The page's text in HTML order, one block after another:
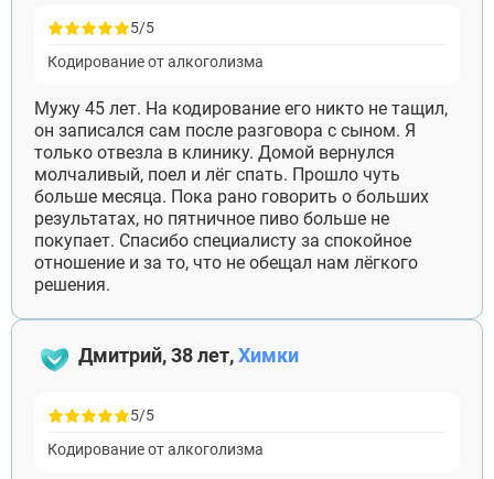
5/5
Кодирование от алкоголизма
Мужу 45 лет. На кодирование его никто не тащил,
он записался сам после разговора с сыном. Я
только отвезла в клинику. Домой вернулся
молчаливый, поел и лёг спать. Прошло чуть
больше месяца. Пока рано говорить о больших
результатах, но пятничное пиво больше не
покупает. Спасибо специалисту за спокойное
отношение и за то, что не обещал нам лёгкого
решения.
Дмитрий, 38 лет,Химки
5/5
Кодирование от алкоголизма